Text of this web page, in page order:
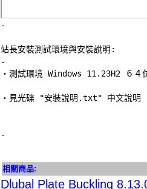
-
站長安裝測試環境與安裝說明:
-
‧測試環境 Windows 11.23H2 ６４
‧見光碟 "安裝說明.txt" 中文說明
-
相關商品:
Dlubal Plate Buckling